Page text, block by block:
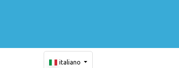
italiano